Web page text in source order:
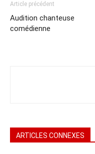
Article précédent
Audition chanteuse
comédienne
ARTICLES CONNEXES